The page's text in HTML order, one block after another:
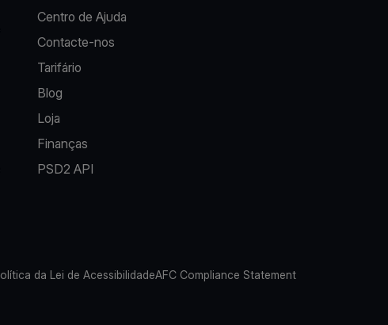
Centro de Ajuda
Contacte-nos
Tarifário
Blog
Loja
Finanças
PSD2 API
da Lei de AcessibilidadeAFC Compliance Statement